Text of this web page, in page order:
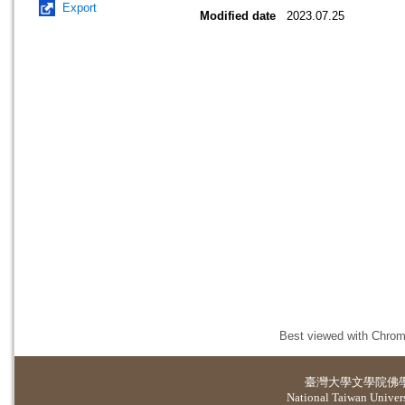
Export
Modified date
2023.07.25
Best viewed with
臺灣大學文學院佛
National Taiwan